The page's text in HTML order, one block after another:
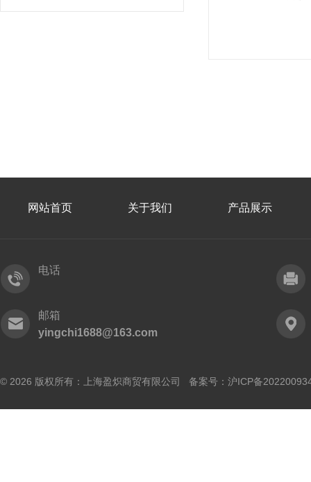
网站首页 关于我们 产品展示
电话
邮箱
yingchi1688@163.com
© 2026 版权所有：上海盈炽商贸有限公司 备案号： 沪ICP备